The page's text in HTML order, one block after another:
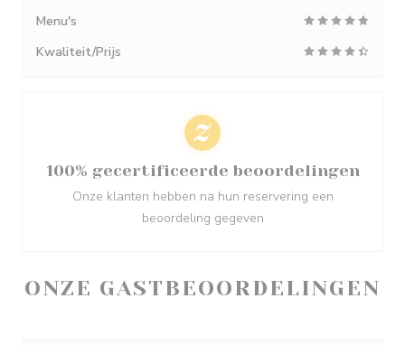
ONZE GASTBEOORDELINGEN
Menu's
Kwaliteit/Prijs
100% gecertificeerde beoordelingen
Onze klanten hebben na hun reservering een
beoordeling gegeven